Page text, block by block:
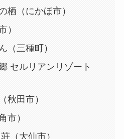
栖（にかほ市）
）
（三種町）
セルリアンリゾート
秋田市）
市）
（大仙市）